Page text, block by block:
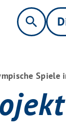
search
Spiele